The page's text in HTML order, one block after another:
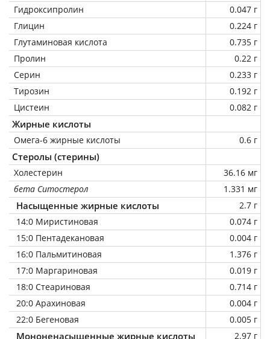
Гидроксипролин
0.047 г
Глицин
0.224 г
Глутаминовая кислота
0.735 г
Пролин
0.22 г
Серин
0.233 г
Тирозин
0.192 г
Цистеин
0.082 г
Жирные кислоты
Омега-6 жирные кислоты 0.6 г
Стеролы (стерины)
Холестерин
36.16 мг
бета Ситостерол
1.331 мг
Насыщенные жирные кислоты
2.7 г
14:0 Миристиновая
0.074 г
15:0 Пентадекановая
0.004 г
16:0 Пальмитиновая
1.376 г
17:0 Маргариновая
0.019 г
18:0 Стеариновая
0.714 г
20:0 Арахиновая
0.004 г
22:0 Бегеновая
0.005 г
Мононенасыщенные жирные кислоты
2.97 г